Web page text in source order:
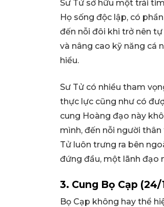
Sư Tử sở hữu một trái
Họ sống độc lập, có
đến nỗi đôi khi trở nên
và nâng cao kỹ năng cá
hiểu.
Sư Tử có nhiều tham
thực lực cũng như có
cung Hoàng đạo này
mình, đến nỗi người
Tử luôn trưng ra bên
đứng đầu, một lãnh đạo
3. Cung Bọ Cạp (24/
Bọ Cạp không hay thể